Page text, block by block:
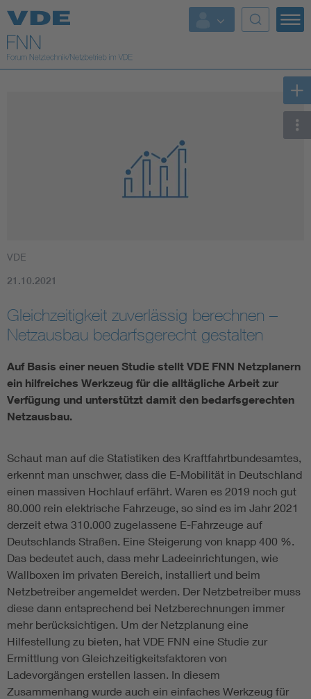
Top Themen
Fokusthemen
Vom Netz zum System
Digitalisierung und Metering
Innovative Netztechnologien
Umwelt- und Naturschutz
Regelsetzung
VDE
21.10.2021
Gleichzeitigkeit zuverlässig berechnen –
Netzausbau bedarfsgerecht gestalten
Auf Basis einer neuen Studie stellt VDE FNN Netzplanern
ein hilfreiches Werkzeug für die alltägliche Arbeit zur
Verfügung und unterstützt damit den bedarfsgerechten
Netzausbau.
Schaut man auf die Statistiken des Kraftfahrtbundesamtes,
erkennt man unschwer, dass die E-Mobilität in Deutschland
einen massiven Hochlauf erfährt. Waren es 2019 noch gut
80.000 rein elektrische Fahrzeuge, so sind es im Jahr 2021
derzeit etwa 310.000 zugelassene E-Fahrzeuge auf
Deutschlands Straßen. Eine Steigerung von knapp 400 %.
Das bedeutet auch, dass mehr Ladeeinrichtungen, wie
Wallboxen im privaten Bereich, installiert und beim
Netzbetreiber angemeldet werden. Der Netzbetreiber muss
diese dann entsprechend bei Netzberechnungen immer
mehr berücksichtigen. Um der Netzplanung eine
Hilfestellung zu bieten, hat VDE FNN eine Studie zur
Ermittlung von Gleichzeitigkeitsfaktoren von
Ladevorgängen erstellen lassen. In diesem
Zusammenhang wurde auch ein einfaches Werkzeug für